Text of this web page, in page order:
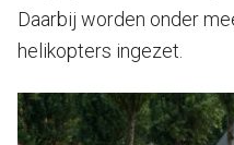
Daarbij worden onder
helikopters ingezet.